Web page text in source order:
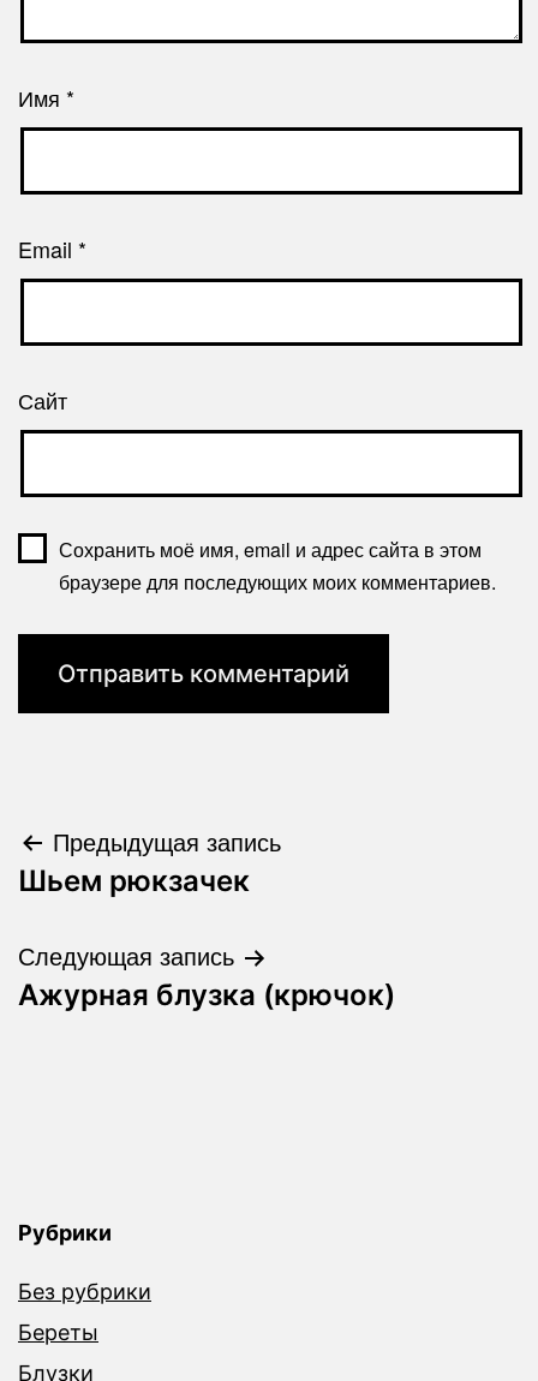
Имя *
Email *
Сайт
Сохранить моё имя, email и адрес сайта в этом
браузере для последующих моих комментариев.
Навигация
по
записям
Предыдущая запись
Шьем рюкзачек
Следующая запись
Ажурная блузка (крючок)
Рубрики
Без рубрики
Береты
Блузки